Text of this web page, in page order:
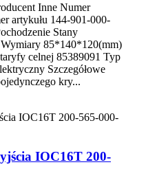
Inne Numer
artykułu 144-901-000-
Stany
85*140*120(mm)
celnej 85389091 Typ
Szczegółowe
kry...
IOC16T 200-